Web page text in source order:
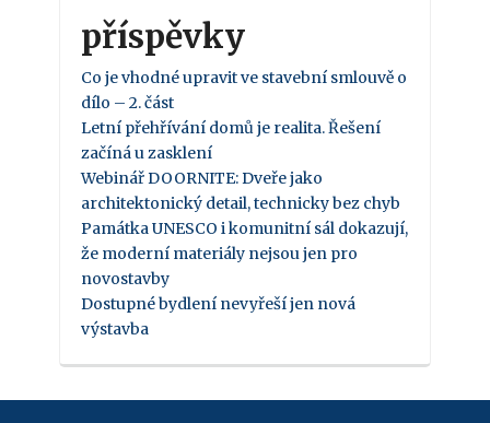
příspěvky
Co je vhodné upravit ve stavební smlouvě o
dílo – 2. část
Letní přehřívání domů je realita. Řešení
začíná u zasklení
Webinář DOORNITE: Dveře jako
architektonický detail, technicky bez chyb
Památka UNESCO i komunitní sál dokazují,
že moderní materiály nejsou jen pro
novostavby
Dostupné bydlení nevyřeší jen nová
výstavba